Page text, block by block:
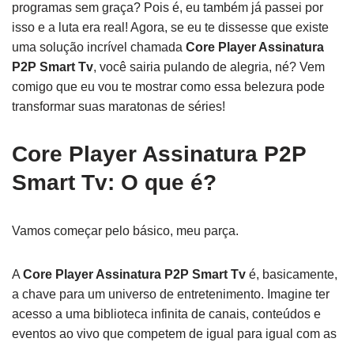
programas sem graça? Pois é, eu também já passei por
isso e a luta era real! Agora, se eu te dissesse que existe
uma solução incrível chamada Core Player Assinatura
P2P Smart Tv, você sairia pulando de alegria, né? Vem
comigo que eu vou te mostrar como essa belezura pode
transformar suas maratonas de séries!
Core Player Assinatura P2P
Smart Tv: O que é?
Vamos começar pelo básico, meu parça.
A Core Player Assinatura P2P Smart Tv é, basicamente,
a chave para um universo de entretenimento. Imagine ter
acesso a uma biblioteca infinita de canais, conteúdos e
eventos ao vivo que competem de igual para igual com as